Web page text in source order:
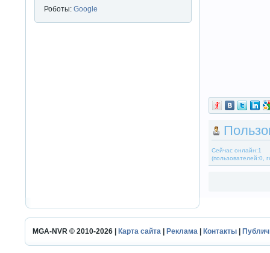
Сейчас онлайн:1
(пользователей:0,
Роботы:Google
MGA-NVR © 2010-2026 | Карта сайта Реклама Контакты